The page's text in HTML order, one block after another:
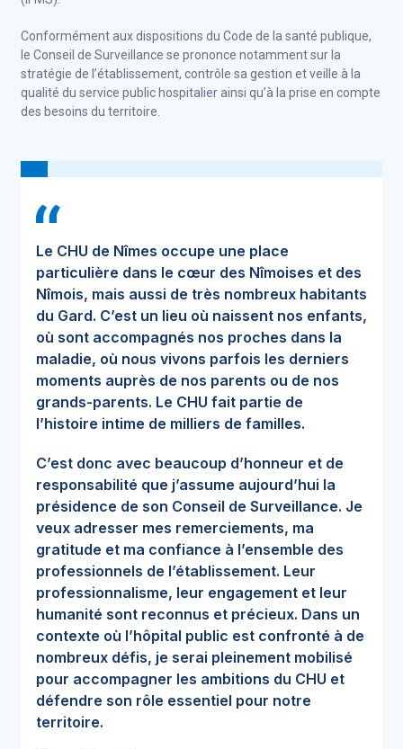
Conformément aux dispositions du Code de la santé publique,
le Conseil de Surveillance se prononce notamment sur la
stratégie de l’établissement, contrôle sa gestion et veille à la
qualité du service public hospitalier ainsi qu’à la prise en compte
des besoins du territoire.
Le CHU de Nîmes occupe une place
particulière dans le cœur des Nîmoises et des
Nîmois, mais aussi de très nombreux habitants
du Gard. C’est un lieu où naissent nos enfants,
où sont accompagnés nos proches dans la
maladie, où nous vivons parfois les derniers
moments auprès de nos parents ou de nos
grands-parents. Le CHU fait partie de
l’histoire intime de milliers de familles.
C’est donc avec beaucoup d’honneur et de
responsabilité que j’assume aujourd’hui la
présidence de son Conseil de Surveillance. Je
veux adresser mes remerciements, ma
gratitude et ma confiance à l’ensemble des
professionnels de l’établissement. Leur
professionnalisme, leur engagement et leur
humanité sont reconnus et précieux. Dans un
contexte où l’hôpital public est confronté à de
nombreux défis, je serai pleinement mobilisé
pour accompagner les ambitions du CHU et
défendre son rôle essentiel pour notre
territoire.